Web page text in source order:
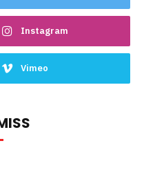
Instagram
Vimeo